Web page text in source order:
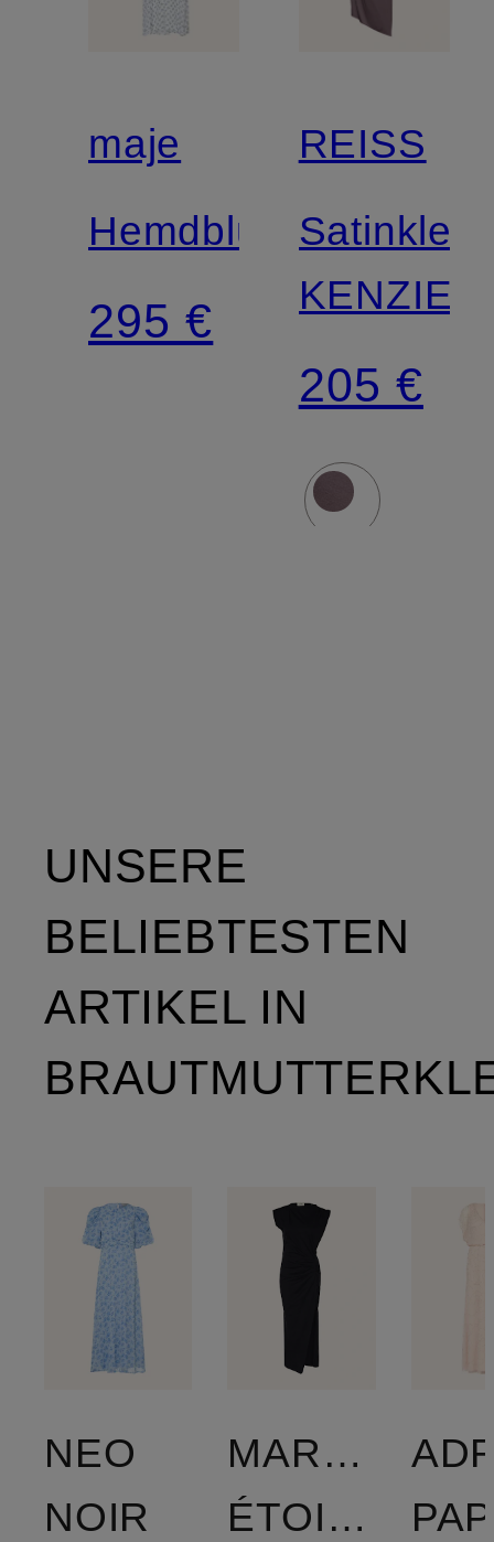
maje
Hemdblusenkleid
295 €
REISS
Satinkleid
KENZIE
205 €
UNSERE
BELIEBTESTEN
ARTIKEL IN
NEO
NOIR
MARANT
ÉTOILE